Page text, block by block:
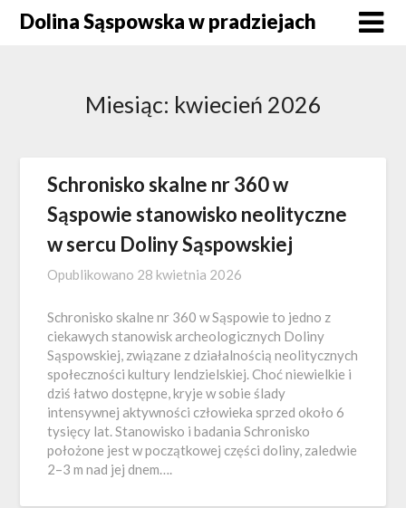
SkipDolina Sąspowska w pradziejach
Miesiąc: kwiecień 2026
Schronisko skalne nr 360 w
Sąspowie stanowisko neolityczne
w sercu Doliny Sąspowskiej
Opublikowano 28 kwietnia 2026
Schronisko skalne nr 360 w Sąspowie to jedno z
ciekawych stanowisk archeologicznych Doliny
Sąspowskiej, związane z działalnością neolitycznych
społeczności kultury lendzielskiej. Choć niewielkie i
dziś łatwo dostępne, kryje w sobie ślady
intensywnej aktywności człowieka sprzed około 6
tysięcy lat. Stanowisko i badania Schronisko
położone jest w początkowej części doliny, zaledwie
2–3 m nad jej dnem….